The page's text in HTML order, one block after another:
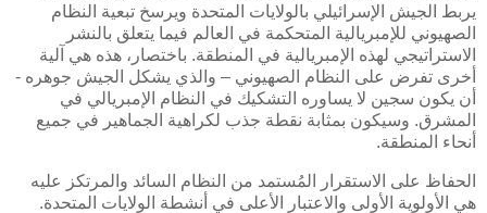
يربط الجيش الإسرائيلي بالولايات المتحدة ويرسخ تبعية النظام
الصهيوني للإمبريالية المتحكمة في العالم فيما يتعلق بالنشر
الاستراتيجي لهذه الإمبريالية في المنطقة. باختصار، هذه هي آلية
أخرى تفرض على النظام الصهيوني – والذي يشكل الجيش جوهره -
أن يكون سجين لا يساوره التشكيك في النظام الإمبريالي في
المشرق. وسيكون بمثابة نقطة جذب لكراهية الجماهير في جميع
أنحاء المنطقة.
الحفاظ على الاستقرار المُستمد من النظام السائد والمرتكز عليه
هي الأولوية الأولى والاعتبار الأعلى في أنشطة الولايات المتحدة.